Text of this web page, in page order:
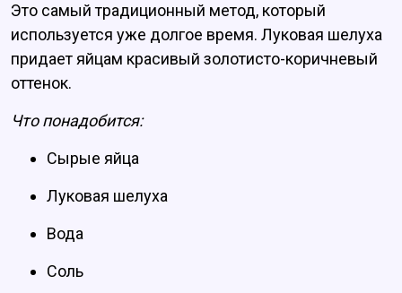
Это самый традиционный метод, который
используется уже долгое время. Луковая шелуха
придает яйцам красивый золотисто-коричневый
оттенок.
Что понадобится:
Сырые яйца
Луковая шелуха
Вода
Соль